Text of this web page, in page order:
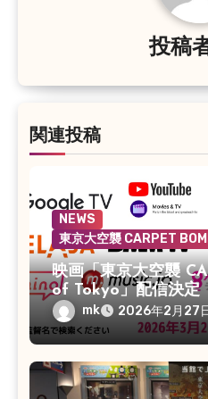
投稿
関連投稿
NEWS
東京大空襲 CARPET
映画「東京大空襲
of Tokyo」配信決定
mk 2026年2月27